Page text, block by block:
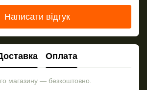
Написати відгук
Оплата
магазину — безкоштовно.